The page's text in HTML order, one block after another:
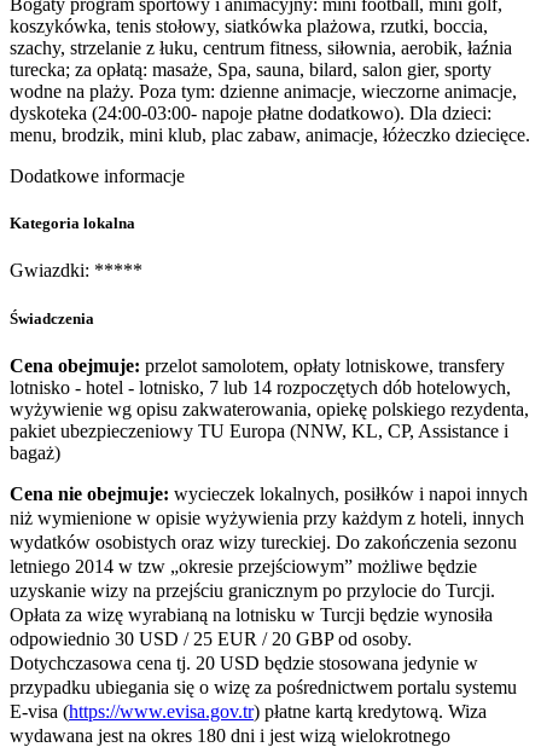
Bogaty program sportowy i animacyjny: mini football, mini golf,
koszykówka, tenis stołowy, siatkówka plażowa, rzutki, boccia,
szachy, strzelanie z łuku, centrum fitness, siłownia, aerobik, łaźnia
turecka; za opłatą: masaże, Spa, sauna, bilard, salon gier, sporty
wodne na plaży. Poza tym: dzienne animacje, wieczorne animacje,
dyskoteka (24:00-03:00- napoje płatne dodatkowo). Dla dzieci:
menu, brodzik, mini klub, plac zabaw, animacje, łóżeczko dziecięce.
Dodatkowe informacje
Kategoria lokalna
Gwiazdki: *****
Świadczenia
Cena obejmuje: przelot samolotem, opłaty lotniskowe, transfery
lotnisko - hotel - lotnisko, 7 lub 14 rozpoczętych dób hotelowych,
wyżywienie wg opisu zakwaterowania, opiekę polskiego rezydenta,
pakiet ubezpieczeniowy TU Europa (NNW, KL, CP, Assistance i
bagaż)
Cena nie obejmuje: wycieczek lokalnych, posiłków i napoi innych
niż wymienione w opisie wyżywienia przy każdym z hoteli, innych
wydatków osobistych oraz wizy tureckiej. Do zakończenia sezonu
letniego 2014 w tzw „okresie przejściowym” możliwe będzie
uzyskanie wizy na przejściu granicznym po przylocie do Turcji.
Opłata za wizę wyrabianą na lotnisku w Turcji będzie wynosiła
odpowiednio 30 USD / 25 EUR / 20 GBP od osoby.
Dotychczasowa cena tj. 20 USD będzie stosowana jedynie w
przypadku ubiegania się o wizę za pośrednictwem portalu systemu
E-visa (https://www.evisa.gov.tr) płatne kartą kredytową. Wiza
wydawana jest na okres 180 dni i jest wizą wielokrotnego